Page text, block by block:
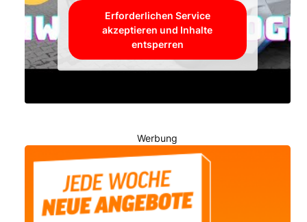
Erforderlichen Service
akzeptieren und Inhalte
entsperren
Werbung